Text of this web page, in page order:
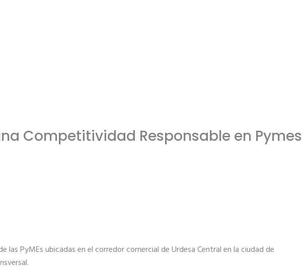
Competitividad Responsable en Pymes
PyMEs ubicadas en el corredor comercial de Urdesa Central en la ciudad de